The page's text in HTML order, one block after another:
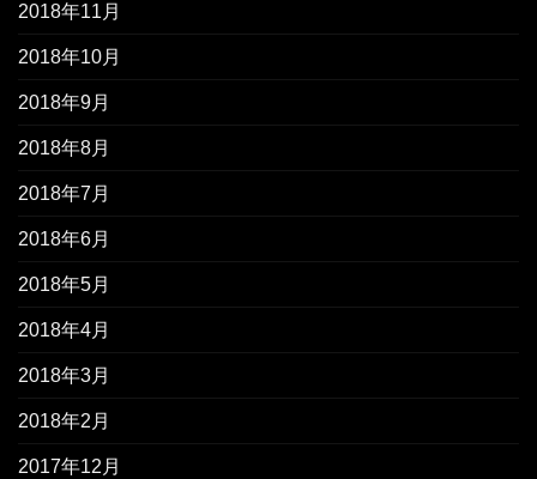
2018年11月
2018年10月
2018年9月
2018年8月
2018年7月
2018年6月
2018年5月
2018年4月
2018年3月
2018年2月
2017年12月